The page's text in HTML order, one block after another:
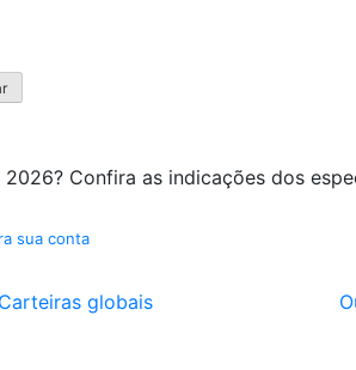
Confira as indicações dos
sua conta
Carteiras globais